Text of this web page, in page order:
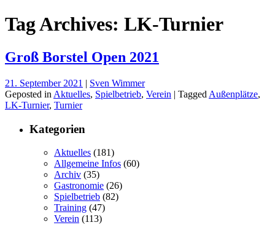
Tag Archives: LK-Turnier
Groß Borstel Open 2021
21. September 2021 | Sven Wimmer
Geposted in Aktuelles, Spielbetrieb, Verein | Tagged Außenplätze,
LK-Turnier, Turnier
Kategorien
Aktuelles (181)
Allgemeine Infos (60)
Archiv (35)
Gastronomie (26)
Spielbetrieb (82)
Training (47)
Verein (113)